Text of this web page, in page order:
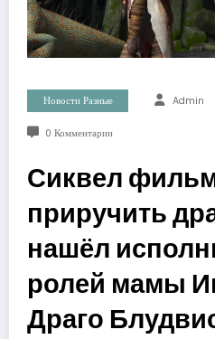
Новости Разные Admin
0 Комментарии
Сиквел
приручить
нашёл
ролей мамы
Драго